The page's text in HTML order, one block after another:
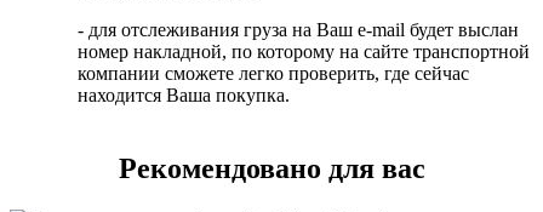
- для отслеживания груза на Ваш e-mail будет выслан
номер накладной, по которому на сайте транспортной
компании сможете легко проверить, где сейчас
находится Ваша покупка.
Рекомендовано для вас